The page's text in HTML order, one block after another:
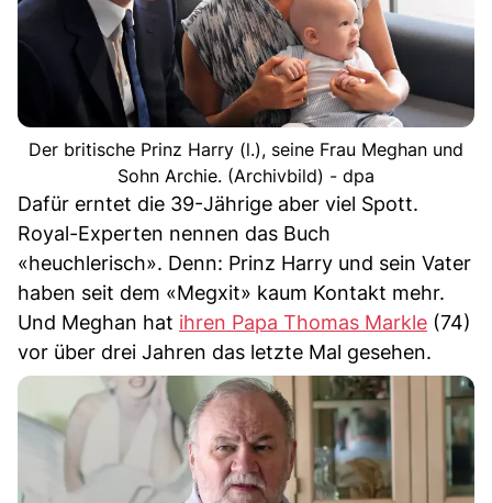
Der britische Prinz Harry (l.), seine Frau Meghan und
Sohn Archie. (Archivbild) - dpa
Dafür erntet die 39-Jährige aber viel Spott.
Royal-Experten nennen das Buch
«heuchlerisch». Denn: Prinz Harry und sein Vater
haben seit dem «Megxit» kaum Kontakt mehr.
Und Meghan hat ihren Papa Thomas Markle (74)
vor über drei Jahren das letzte Mal gesehen.